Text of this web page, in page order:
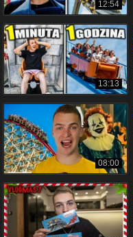
12:54
13:13
08:00